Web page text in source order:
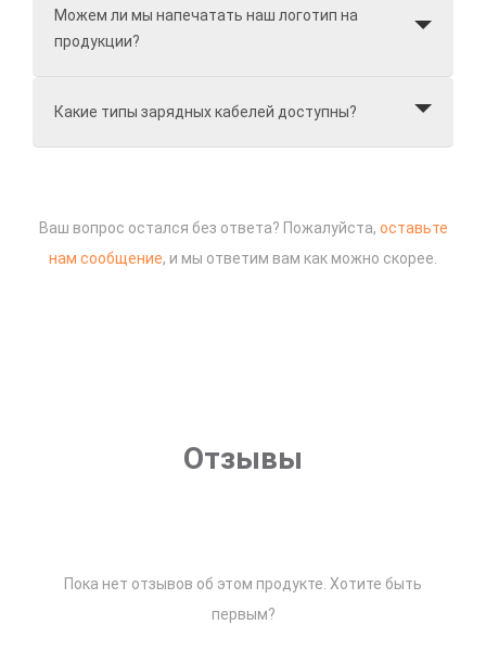
Можем ли мы напечатать наш логотип на
продукции?
Какие типы зарядных кабелей доступны?
Ваш вопрос остался без ответа? Пожалуйста, оставьте
нам сообщение, и мы ответим вам как можно скорее.
Отзывы
Пока нет отзывов об этом продукте. Хотите быть
первым?